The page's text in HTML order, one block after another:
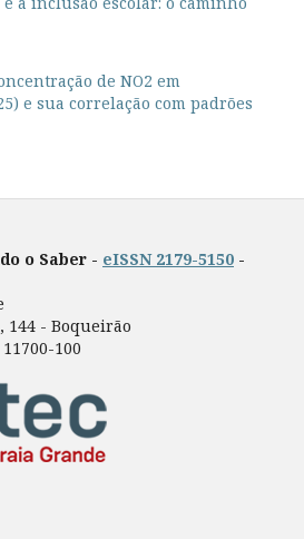
de NO2 em
e sua correlação com padrões
o Saber - eISSN 2179-5150 -
144 - Boqueirão
100